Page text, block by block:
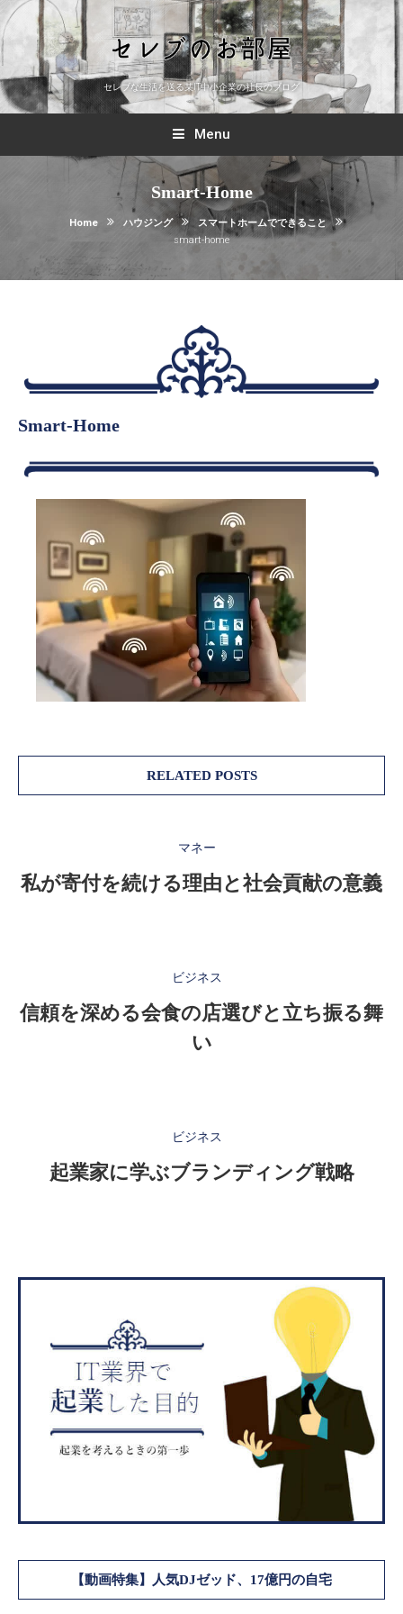
セレブな生活を送る某IT中小企業の社長のブログ
Menu
Smart-Home
Home ハウジング
スマートホームでできること
smart-home
Smart-Home
RELATED POSTS
マネー
私が寄付を続ける理由と社会貢献の意義
ビジネス
信頼を深める会食の店選びと立ち振る舞
い
ビジネス
起業家に学ぶブランディング戦略
【動画特集】人気DJゼッド、17億円の自宅